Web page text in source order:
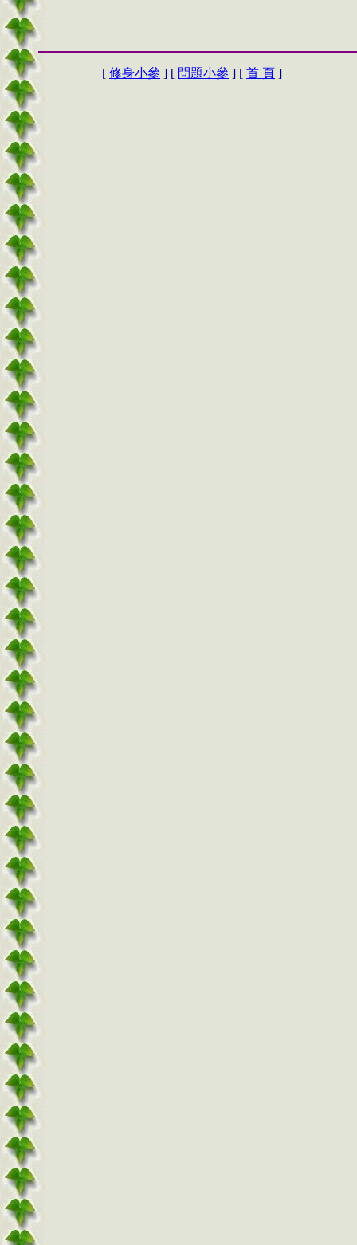
[ 修身小參 ] [ 問題小參 ] [ 首 頁 ]